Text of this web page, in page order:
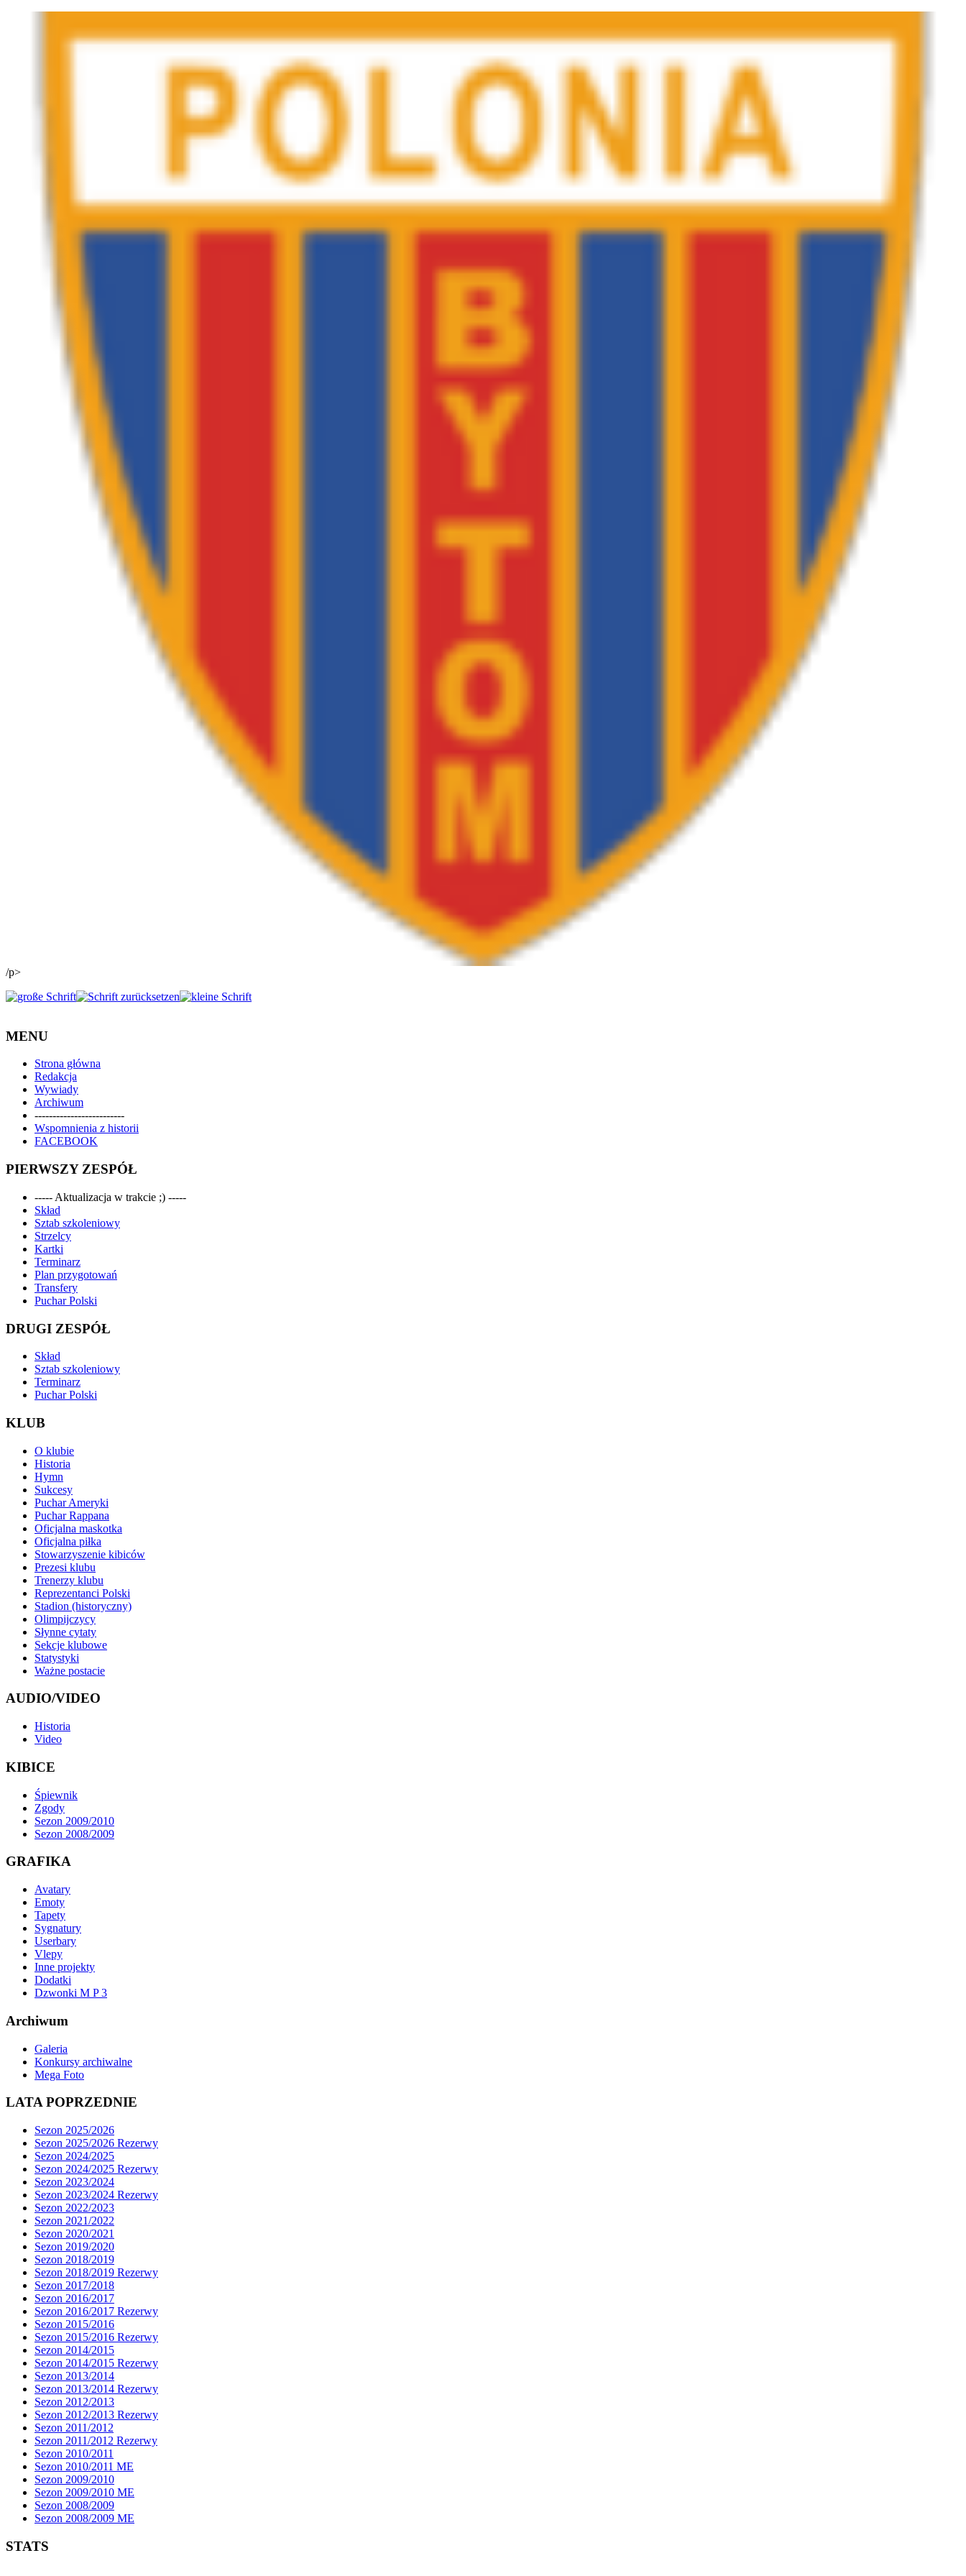
/p>
MENU
Strona główna
Redakcja
Wywiady
Archiwum
-------------------------
Wspomnienia z historii
FACEBOOK
PIERWSZY ZESPÓŁ
----- Aktualizacja w trakcie ;) -----
Skład
Sztab szkoleniowy
Strzelcy
Kartki
Terminarz
Plan przygotowań
Transfery
Puchar Polski
DRUGI ZESPÓŁ
Skład
Sztab szkoleniowy
Terminarz
Puchar Polski
KLUB
O klubie
Historia
Hymn
Sukcesy
Puchar Ameryki
Puchar Rappana
Oficjalna maskotka
Oficjalna piłka
Stowarzyszenie kibiców
Prezesi klubu
Trenerzy klubu
Reprezentanci Polski
Stadion (historyczny)
Olimpijczycy
Słynne cytaty
Sekcje klubowe
Statystyki
Ważne postacie
AUDIO/VIDEO
Historia
Video
KIBICE
Śpiewnik
Zgody
Sezon 2009/2010
Sezon 2008/2009
GRAFIKA
Avatary
Emoty
Tapety
Sygnatury
Userbary
Vlepy
Inne projekty
Dodatki
Dzwonki M P 3
Archiwum
Galeria
Konkursy archiwalne
Mega Foto
LATA POPRZEDNIE
Sezon 2025/2026
Sezon 2025/2026 Rezerwy
Sezon 2024/2025
Sezon 2024/2025 Rezerwy
Sezon 2023/2024
Sezon 2023/2024 Rezerwy
Sezon 2022/2023
Sezon 2021/2022
Sezon 2020/2021
Sezon 2019/2020
Sezon 2018/2019
Sezon 2018/2019 Rezerwy
Sezon 2017/2018
Sezon 2016/2017
Sezon 2016/2017 Rezerwy
Sezon 2015/2016
Sezon 2015/2016 Rezerwy
Sezon 2014/2015
Sezon 2014/2015 Rezerwy
Sezon 2013/2014
Sezon 2013/2014 Rezerwy
Sezon 2012/2013
Sezon 2012/2013 Rezerwy
Sezon 2011/2012
Sezon 2011/2012 Rezerwy
Sezon 2010/2011
Sezon 2010/2011 ME
Sezon 2009/2010
Sezon 2009/2010 ME
Sezon 2008/2009
Sezon 2008/2009 ME
STATS